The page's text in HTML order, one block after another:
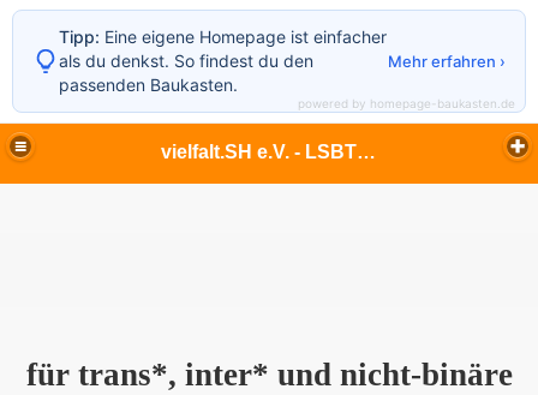
vielfalt.SH e.V. - LSBTIQ - lesbisch - schwul - bi - trans* - inter* - queer - Echte Vielfalt in Flensburg und im ganzen Norden
für trans*, inter* und nicht-binäre
Tipp: Eine eigene Homepage ist einfacher
als du denkst. So findest du den
passenden Baukasten.
Mehr erfahren ›
powered by homepage-baukasten.de